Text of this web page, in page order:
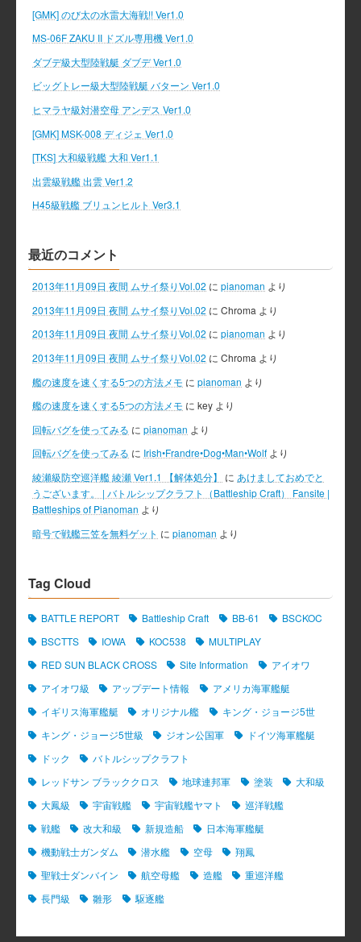
[GMK] のび太の水雷大海戦!! Ver1.0
MS-06F ZAKU II ドズル専用機 Ver1.0
ダブデ級大型陸戦艇 ダブデ Ver1.0
ビッグトレー級大型陸戦艇 バターン Ver1.0
ヒマラヤ級対潜空母 アンデス Ver1.0
[GMK] MSK-008 ディジェ Ver1.0
[TKS] 大和級戦艦 大和 Ver1.1
出雲級戦艦 出雲 Ver1.2
H45級戦艦 ブリュンヒルト Ver3.1
最近のコメント
2013年11月09日 夜間 ムサイ祭りVol.02 に pianoman より
2013年11月09日 夜間 ムサイ祭りVol.02 に Chroma より
2013年11月09日 夜間 ムサイ祭りVol.02 に pianoman より
2013年11月09日 夜間 ムサイ祭りVol.02 に Chroma より
艦の速度を速くする5つの方法メモ に pianoman より
艦の速度を速くする5つの方法メモ に key より
回転バグを使ってみる に pianoman より
回転バグを使ってみる に Irish•Frandre•Dog•Man•Wolf より
綾瀬級防空巡洋艦 綾瀬 Ver1.1 【解体処分】
に あけましておめでと
うございます。 | バトルシップクラフト（Battleship Craft） Fansite |
Battleships of Pianoman より
暗号で戦艦三笠を無料ゲット に pianoman より
Tag Cloud
BATTLE REPORT Battleship Craft BB-61
BSCKOC
BSCTTS
IOWA KOC538
MULTIPLAY
RED SUN BLACK CROSS
Site Information
アイオワ
アイオワ級
アップデート情報
アメリカ海軍艦艇
イギリス海軍艦艇
オリジナル艦
キング・ジョージ5世
キング・ジョージ5世級
ジオン公国軍
ドイツ海軍艦艇
ドック
バトルシップクラフト
レッドサン ブラッククロス
地球連邦軍 塗装
大和級
大鳳級
宇宙戦艦 宇宙戦艦ヤマト
巡洋戦艦
戦艦
改大和級 新規造船
日本海軍艦艇
機動戦士ガンダム
潜水艦 空母
翔鳳
聖戦士ダンバイン
航空母艦 造艦
重巡洋艦
長門級
雛形 駆逐艦